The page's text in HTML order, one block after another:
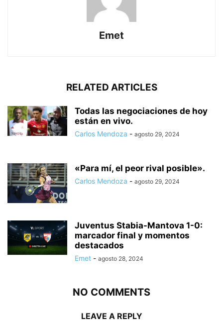
Emet
RELATED ARTICLES
Todas las negociaciones de hoy
están en vivo.
Carlos Mendoza - agosto 29, 2024
«Para mí, el peor rival posible».
Carlos Mendoza - agosto 29, 2024
Juventus Stabia-Mantova 1-0:
marcador final y momentos
destacados
Emet - agosto 28, 2024
NO COMMENTS
LEAVE A REPLY